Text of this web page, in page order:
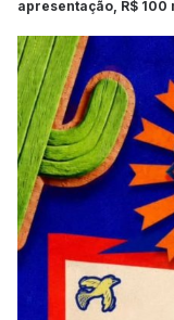
apresentação, R$